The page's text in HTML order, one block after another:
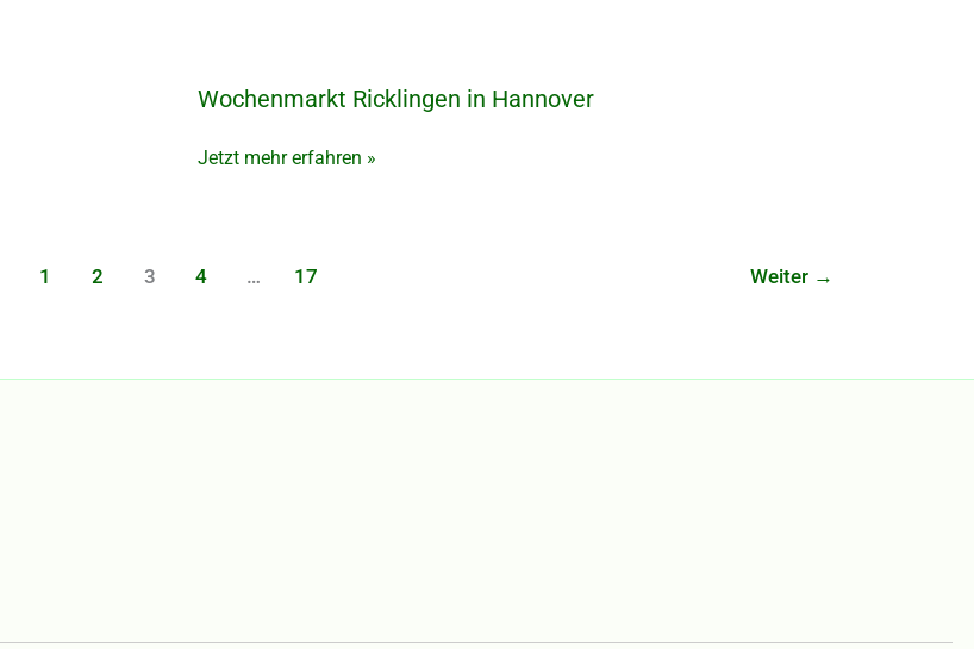
Wochenmarkt Ricklingen in Hannover
Wochenmarkt
in
Jetzt mehr erfahren »
1 2 3 4 … 17 Weiter →